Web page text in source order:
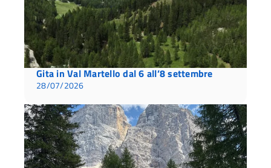
Gita in Val Martello dal 6 all’8 settembre
28/07/2026